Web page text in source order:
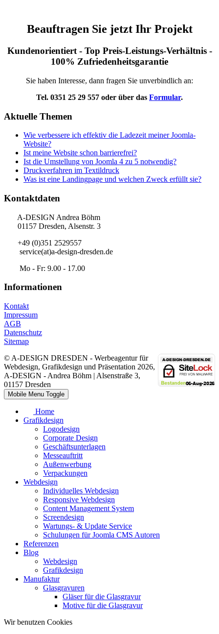
Beauftragen Sie jetzt Ihr Projekt
Kundenorientiert - Top Preis-Leistungs-Verhältnis -
100% Zufriedenheitsgarantie
Sie haben Interesse, dann fragen Sie unverbindlich an:
Tel. 0351 25 29 557 oder über das Formular.
Aktuelle Themen
Wie verbessere ich effektiv die Ladezeit meiner Joomla-
Website?
Ist meine Website schon barrierefrei?
Ist die Umstellung von Joomla 4 zu 5 notwendig?
Druckverfahren im Textildruck
Was ist eine Landingpage und welchen Zweck erfüllt sie?
Kontaktdaten
A-DESIGN Andrea Böhm
01157 Dresden, Alsenstr. 3
+49 (0)351 2529557
service(at)a-design-dresden.de
Mo - Fr: 9.00 - 17.00
Informationen
Kontakt
Impressum
AGB
Datenschutz
Sitemap
© A-DESIGN DRESDEN - Werbeagentur für
Webdesign, Grafikdesign und Präsentation 2026,
A-DESIGN - Andrea Böhm | Alsenstraße 3,
01157 Dresden
Mobile Menu Toggle
Home
Grafikdesign
Logodesign
Corporate Design
Geschäftsunterlagen
Messeauftritt
Außenwerbung
Verpackungen
Webdesign
Individuelles Webdesign
Responsive Webdesign
Content Management System
Screendesign
Wartungs- & Update Service
Schulungen für Joomla CMS Autoren
Referenzen
Blog
Webdesign
Grafikdesign
Manufaktur
Glasgravuren
Gläser für die Glasgravur
Motive für die Glasgravur
Wir benutzen Cookies